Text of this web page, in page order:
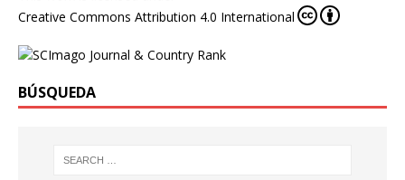
Creative Commons Attribution 4.0 International
BÚSQUEDA